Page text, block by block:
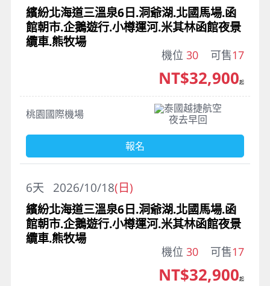
繽紛北海道三溫泉6日.洞爺湖.北國馬場.函
館朝市.企鵝遊行.小樽運河.米其林函館夜景
纜車.熊牧場
機位 30 可售17
桃園國際機場
泰國越捷航空
夜去早回
NT$32,900起
報名
2026/10/18(日)
6天
繽紛北海道三溫泉6日.洞爺湖.北國馬場.函
館朝市.企鵝遊行.小樽運河.米其林函館夜景
纜車.熊牧場
機位 30 可售17
NT$32,900起